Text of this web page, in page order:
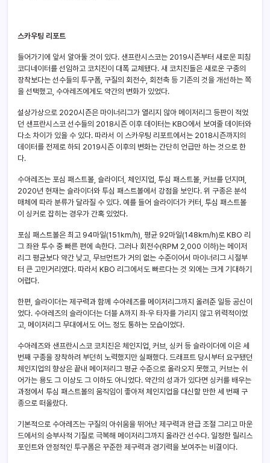
스카우팅 리포트
들어가기에 앞서 알아둘 것이 있다. 샌프란시스코는 2019시즌부터 새로운 피칭
코디네이터를 선임하고 코치진이 대폭 교체됐다. 새 코치진들은 새로운 구종의
장착보다는 선수들의 투구폼, 구질의 회전수, 회전축 등 기존의 것을 개선하는 쪽
을 선택했고, 수아레즈에게도 약간의 변화가 있었다.
설상가상으로 2020시즌은 마이너리그가 열리지 않아 메이저리그 등판이 적었
던 샌프란시스코 선수들의 2018시즌 이후 데이터는 KBO에서 보여줄 데이터와
다소 차이가 있을 수 있다. 따라서 이 스카우팅 리포트에서는 2018시즌까지의
데이터를 전제로 하되 2019시즌 이후의 변화는 간단히 언급만 하는 것으로 한
다.
수아레즈는 포심 패스트볼, 슬라이더, 체인지업, 투심 패스트볼, 커브를 던지며,
2020년 현재는 슬라이더와 투심 패스트볼에서 강점을 보인다. 위 구종은 분석
매체에 따라 분류가 달라질 수 있다. 예를 들어 슬라이더가 커터, 투심 패스트볼
이 싱커로 잡히는 경우가 간혹 있었다.
포심 패스트볼은 최고 94마일(151km/h), 평균 92마일(148km/h)로 KBO 리
그 좌완 투수 중 빠른 편에 속한다. 그러나 회전수(RPM 2,000 이하)는 메이저
리그 평균보다 약간 낮고, 무브먼트가 거의 없는 수준이어서 마이너리그 시절부
터 큰 고민거리였다. 따라서 KBO 리그에서도 빠르다는 것 외에는 크게 기대하기
어렵다.
한편, 슬라이더는 제구력과 함께 수아레즈를 메이저리그까지 올려준 일등 공신이
었다. 수아레즈의 슬라이더는 더블 A까지 좌·우 타자를 가리지 않고 위력적이었
고, 메이저리그 무대에서도 어느 정도 통하는 모습이었다.
수아레즈와 샌프란시스코 코치진은 체인지업, 커브, 싱커 등 슬라이더에 이은 세
번째 구종을 장착하려 부던히 노력했지만 실패했다. 드래프트 당시부터 요구됐던
체인지업의 향상은 끝내 메이저리그 평균 수준으로 올라오지 못했고, 커브는 쉬
어가는 용도 그 이상도 그 이하도 아니었다. 약간의 성과가 있다면 싱커를 배우는
과정에서 투심 패스트볼의 움직임이 좋아져 체인지업을 대신할 만한 세 번째 구
종으로 떠올랐다.
기본적으로 수아레즈는 구질의 아쉬움을 뛰어난 제구력과 완급 조절 그리고 마운
드에서의 승부사적 기질로 극복해 메이저리그까지 올라간 선수다. 일정한 릴리스
포인트와 안정적인 투구폼은 꾸준한 제구력과 경기력을 보여주는 비결이다.